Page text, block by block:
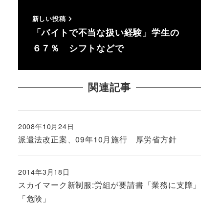
新しい投稿
「バイトで不当な扱い経験」学生の
６７％ シフトなどで
関連記事
派遣法改正案、09年10月施行 厚労省方針
投稿日
2008年10月24日
スカイマーク新制服:労組が要請書「業務に支障」
「危険」
投稿日
2014年3月18日